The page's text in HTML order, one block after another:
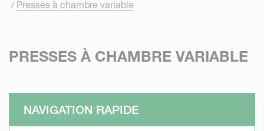
Presses à chambre variable
PRESSES À CHAMBRE VARIABLE
NAVIGATION RAPIDE